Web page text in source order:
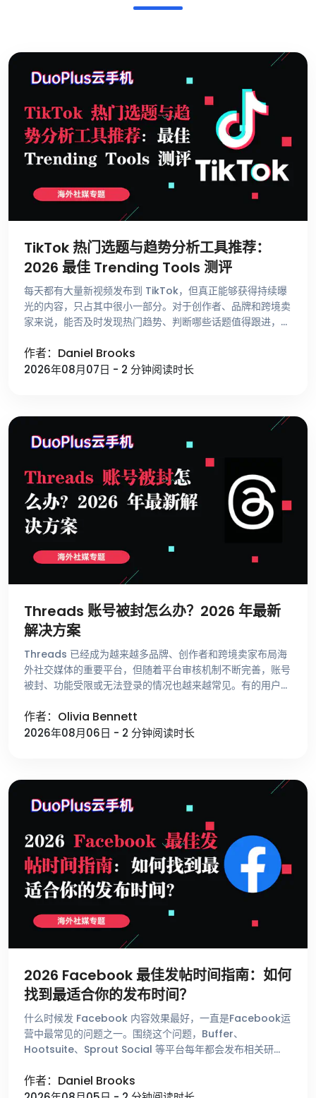
TikTok 热门选题与趋势分析工具推荐：
2026 最佳 Trending Tools 测评
每天都有大量新视频发布到 TikTok，但真正能够获得持续曝
光的内容，只占其中很小一部分。对于创作者、品牌和跨境卖
家来说，能否及时发现热门趋势、判断哪些话题值得跟进，比
赖刷 For …
作者：Daniel Brooks
2026年08月07日 - 2 分钟阅读时长
Threads 账号被封怎么办？2026 年最新
解决方案
Threads 已经成为越来越多品牌、创作者和跨境卖家布局海
外社交媒体的重要平台，但随着平台审核机制不断完善，账号
被封、功能受限或无法登录的情况也越来越常见。有的用户刚
法发帖，还有一些用 …
作者：Olivia Bennett
2026年08月06日 - 2 分钟阅读时长
2026 Facebook 最佳发帖时间指南：如何
找到最适合你的发布时间？
什么时候发 Facebook 内容效果最好，一直是Facebook运
营中最常见的问题之一。围绕这个问题，Buffer、
Hootsuite、Sprout Social 等平台每年都会发布相关研
作者：Daniel Brooks